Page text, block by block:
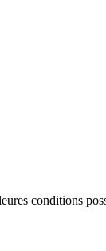
conditions